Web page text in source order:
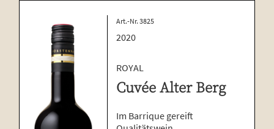
Art.-Nr. 3825
2020
ROYAL
Cuvée Alter Berg
Im Barrique gereift